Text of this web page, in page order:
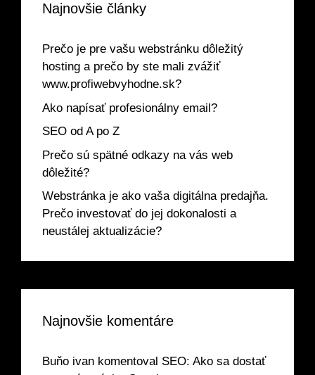
Najnovšie články
Prečo je pre vašu webstránku dôležitý
hosting a prečo by ste mali zvážiť
www.profiwebvyhodne.sk?
Ako napísať profesionálny email?
SEO od A po Z
Prečo sú spätné odkazy na vás web
dôležité?
Webstránka je ako vaša digitálna predajňa.
Prečo investovať do jej dokonalosti a
neustálej aktualizácie?
Najnovšie komentáre
Buňo ivan komentoval SEO: Ako sa dostať